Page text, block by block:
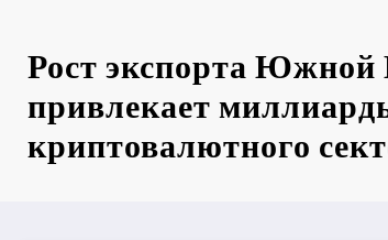
Рост экспорта Южной
привлекает
криптовалютного